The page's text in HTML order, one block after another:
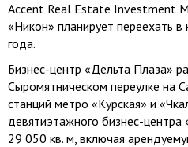
Accent Real Estate Investment
«Никон» планирует переехать
года.
Бизнес-центр «Дельта Плаза»
Сыромятническом переулке на
станций метро «Курская» и
девятиэтажного бизнес-центра
29 050 кв. м, включая